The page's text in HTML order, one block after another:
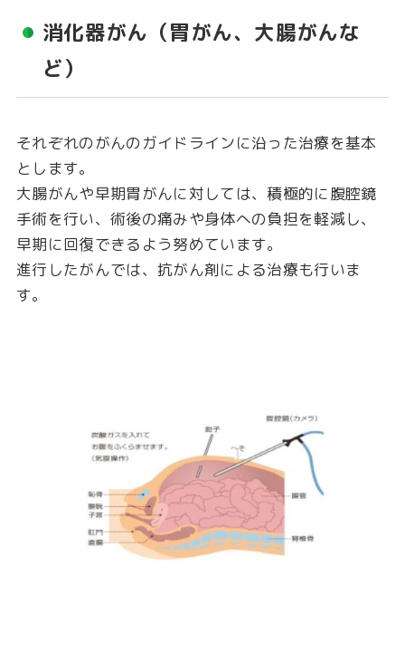
消化器がん（胃がん、大腸がんな
ど）
それぞれのがんのガイドラインに沿った治療を基本
とします。
大腸がんや早期胃がんに対しては、積極的に腹腔鏡
手術を行い、術後の痛みや身体への負担を軽減し、
早期に回復できるよう努めています。
進行したがんでは、抗がん剤による治療も行いま
す。